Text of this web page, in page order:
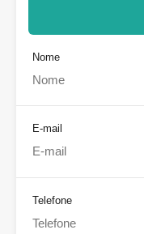
Nome
E-mail
Telefone